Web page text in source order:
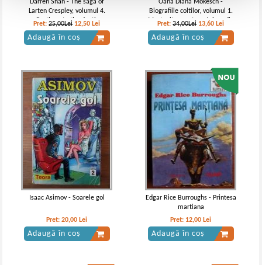
Darren Shan - The saga of
Larten Crespley, volumul 4.
Brothers to the death
Pret:25,00Lei 12,50 Lei
Adaugă în coș
Oana Diana Mokesch -
Biografiile coltilor, volumul 1.
Mostenitoarea tronului nordic
Pret:34,00Lei 13,60 Lei
Adaugă în coș
Isaac Asimov - Soarele gol
Pret:20,00 Lei
Adaugă în coș
Edgar Rice Burroughs - Printesa
martiana
Pret: 12,00 Lei
Adaugă în coș